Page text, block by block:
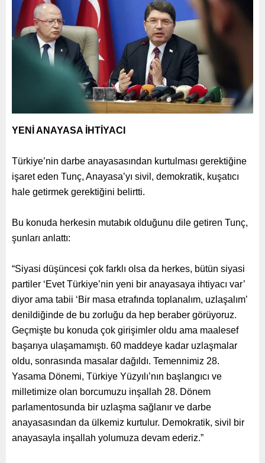
YENİ ANAYASA İHTİYACI
Türkiye’nin darbe anayasasından kurtulması gerektiğine
işaret eden Tunç, Anayasa’yı sivil, demokratik, kuşatıcı
hale getirmek gerektiğini belirtti.
Bu konuda herkesin mutabık olduğunu dile getiren Tunç,
şunları anlattı:
“Siyasi düşüncesi çok farklı olsa da herkes, bütün siyasi
partiler ‘Evet Türkiye’nin yeni bir anayasaya ihtiyacı var’
diyor ama tabii ‘Bir masa etrafında toplanalım, uzlaşalım’
denildiğinde de bu zorluğu da hep beraber görüyoruz.
Geçmişte bu konuda çok girişimler oldu ama maalesef
başarıya ulaşamamıştı. 60 maddeye kadar uzlaşmalar
oldu, sonrasında masalar dağıldı. Temennimiz 28.
Yasama Dönemi, Türkiye Yüzyılı’nın başlangıcı ve
milletimize olan borcumuzu inşallah 28. Dönem
parlamentosunda bir uzlaşma sağlanır ve darbe
anayasasından da ülkemiz kurtulur. Demokratik, sivil bir
anayasayla inşallah yolumuza devam ederiz.”